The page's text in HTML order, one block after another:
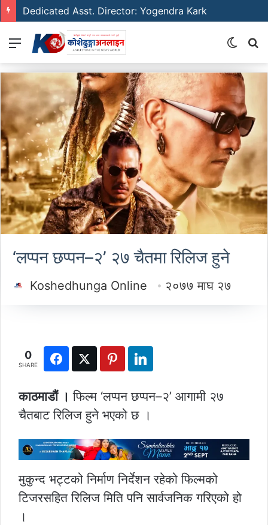
Dedicated Asst. Director: Yogendra Kark
Menu
Switch
‘लप्पन छप्पन–२’ २७ चैतमा रिलिज हुने
Koshedhunga Online २०७७ माघ २७
0
SHARE
काठमाडौं । फिल्म ‘लप्पन छप्पन–२’ आगामी २७
चैतबाट रिलिज हुने भएको छ ।
मुकुन्द भट्टको निर्माण निर्देशन रहेको फिल्मको
टिजरसहित रिलिज मिति पनि सार्वजनिक गरिएको हो
।